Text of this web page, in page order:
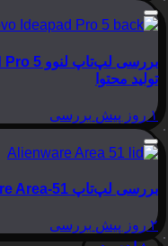
تولید محتوا
۱ روز پیش بررسی
بررسی لپ‌تاپ Alienware Area-51؛ فضایی ۶۰۰۰ دلاری!
۲ روز پیش
بررسی